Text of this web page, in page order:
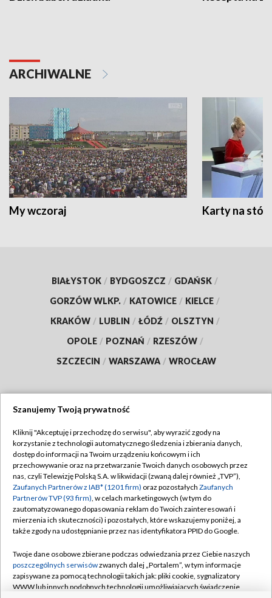
ARCHIWALNE
My wczoraj Karty na
BIAŁYSTOK / BYDGOSZCZ / GDAŃSK /
GORZÓW WLKP. / KATOWICE / KIELCE /
KRAKÓW / LUBLIN / ŁÓDŹ / OLSZTYN /
OPOLE / POZNAŃ / RZESZÓW /
SZCZECIN / WARSZAWA / WROCŁAW
TVP
Abonament TVP
Emisja w TVP
Centrum informacji TVP
Naziemna Telewizja Cyfrowa
Rada Programowa
System NOS
Regulamin TVP
Polityka prywatności
Moje zgody
Pomoc
Kontakt
Szanujemy Twoją prywatność
Kliknij "Akceptuję i przechodzę do serwisu", aby wyrazić zgody na
korzystanie z technologii automatycznego śledzenia i zbierania danych,
dostęp do informacji na Twoim urządzeniu końcowym i ich
przechowywanie oraz na przetwarzanie Twoich danych osobowych przez
nas, czyli Telewizję Polską S.A. w likwidacji (zwaną dalej również „TVP”),
Zaufanych Partnerów z IAB* (1201 firm) oraz pozostałych Zaufanych
Partnerów TVP (93 firm), w celach marketingowych (w tym do
zautomatyzowanego dopasowania reklam do Twoich zainteresowań i
mierzenia ich skuteczności) i pozostałych, które wskazujemy poniżej, a
także zgody na udostępnianie przez nas identyfikatora PPID do Google.
Twoje dane osobowe zbierane podczas odwiedzania przez Ciebie naszych
poszczególnych serwisówzwanych dalej „Portalem”, w tym informacje
zapisywane za pomocą technologii takich jak: pliki cookie, sygnalizatory
WWW lub innych podobnych technologii umożliwiających świadczenie